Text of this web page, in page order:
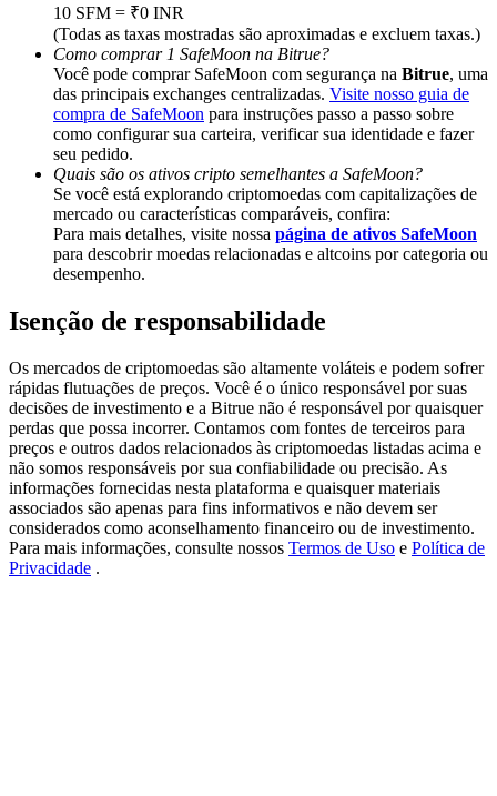
BTC Welcome Rewards
Deposit & Trade BTC to Share 25000 USDT prize pool!
Deposit CASHCAT & Win
Share 500000 CASHCAT prize pool
Exclusive for BitMart Users
Register & Trade to Win 500,000 USDT
Precious Metals Trading Carnival
Trade Gold & Silver · 33,333 USDT Bonus
USDT New User Exclusive 10% APR
USDT Flexible Staking | Daily Rewards
10 SFM = ₹0 INR
(Todas as taxas mostradas são aproximadas e excluem taxas.)
Como comprar 1 SafeMoon na Bitrue?
Você pode comprar SafeMoon com segurança na Bitrue, uma
das principais exchanges centralizadas. Visite nosso guia de
compra de SafeMoon para instruções passo a passo sobre
como configurar sua carteira, verificar sua identidade e fazer
seu pedido.
Quais são os ativos cripto semelhantes a SafeMoon?
Se você está explorando criptomoedas com capitalizações de
mercado ou características comparáveis, confira:
Para mais detalhes, visite nossa página de ativos SafeMoon
para descobrir moedas relacionadas e altcoins por categoria ou
desempenho.
Isenção de responsabilidade
Os mercados de criptomoedas são altamente voláteis e podem sofrer
rápidas flutuações de preços. Você é o único responsável por suas
decisões de investimento e a Bitrue não é responsável por quaisquer
perdas que possa incorrer. Contamos com fontes de terceiros para
preços e outros dados relacionados às criptomoedas listadas acima e
não somos responsáveis por sua confiabilidade ou precisão. As
informações fornecidas nesta plataforma e quaisquer materiais
associados são apenas para fins informativos e não devem ser
considerados como aconselhamento financeiro ou de investimento.
Para mais informações, consulte nossos Termos de Uso e Política de
Privacidade .